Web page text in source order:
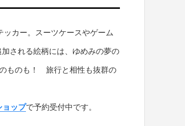
カー。スーツケースやゲーム
される絵柄には、ゆめみの夢の
ものも！ 旅行と相性も抜群の
ョップで予約受付中です。